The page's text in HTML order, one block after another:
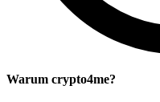
Warum crypto4me?